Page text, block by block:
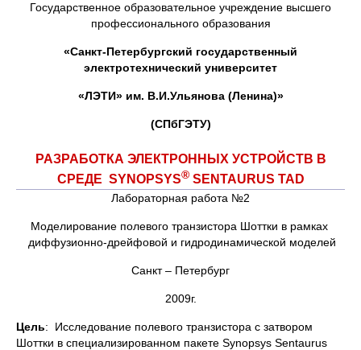
Государственное образовательное учреждение высшего
профессионального образования
«Санкт-Петербургский государственный
электротехнический университет
«ЛЭТИ» им. В.И.Ульянова (Ленина)»
(СПбГЭТУ)
РАЗРАБОТКА ЭЛЕКТРОННЫХ УСТРОЙСТВ В
СРЕДЕ SYNOPSYS®SENTAURUS TAD
Лабораторная работа №2
Моделирование полевого транзистора Шоттки в рамках
диффузионно-дрейфовой и гидродинамической моделей
Санкт – Петербург
2009г.
Цель: Исследование полевого транзистора с затвором
Шоттки в специализированном пакете Synopsys Sentaurus